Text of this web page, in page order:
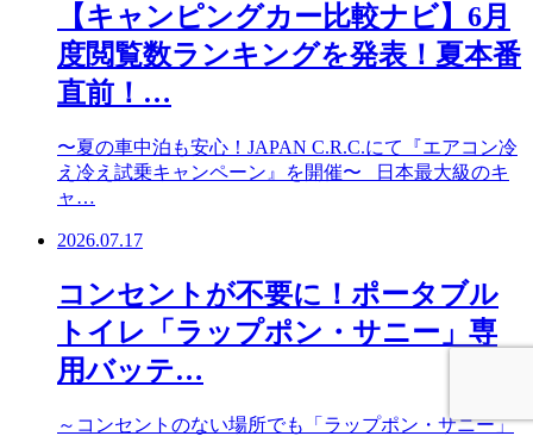
【キャンピングカー比較ナビ】6月
度閲覧数ランキングを発表！夏本番
直前！…
〜夏の車中泊も安心！JAPAN C.R.C.にて『エアコン冷
え冷え試乗キャンペーン』を開催〜 日本最大級のキ
ャ…
2026.07.17
コンセントが不要に！ポータブル
トイレ「ラップポン・サニー」専
用バッテ…
～コンセントのない場所でも「ラップポン・サニー」